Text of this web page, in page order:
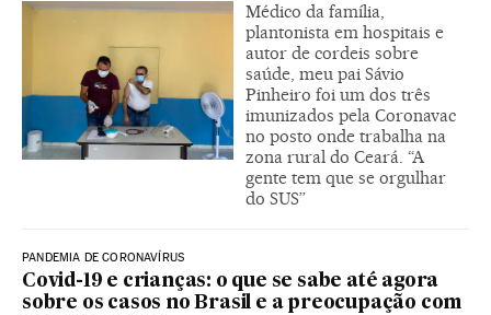
Médico da família,
plantonista em hospitais e
autor de cordeis sobre
saúde, meu pai Sávio
Pinheiro foi um dos três
imunizados pela Coronavac
no posto onde trabalha na
zona rural do Ceará. “A
gente tem que se orgulhar
do SUS”
PANDEMIA DE CORONAVÍRUS
Covid-19 e crianças: o que se sabe até agora
sobre os casos no Brasil e a preocupação com